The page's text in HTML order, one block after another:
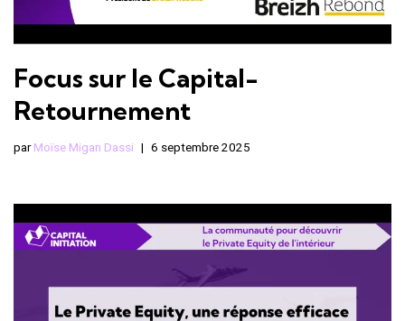
Focus sur le Capital-
Retournement
parMoïse Migan Dassi 6 septembre 2025